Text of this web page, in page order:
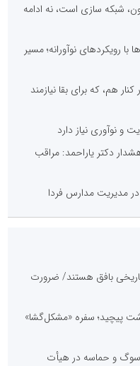
شبکه سازی است، نه ادامه
رویکردهای نوآورانه؛ مسیر
هم، که برای بقا نیازمند
و نوآوری نیاز دارد
دکتر یاراحمد: مراقب
در مدیریت مدارس فردا
بافق هستند/ ضرورت
پیچید؛ سفره «مشکل‌گشا»
و حماسه در هیأت